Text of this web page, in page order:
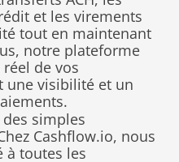
et les virements
tout en maintenant
notre plateforme
de vos
une visibilité et un
simples
Cashflow.io, nous
à toutes les